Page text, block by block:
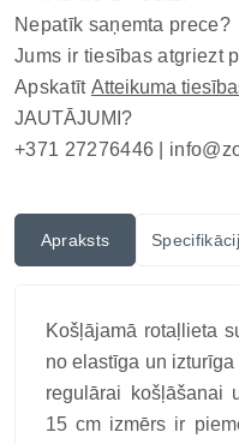
Nepatīk saņemta prece?
Jums ir tiesības atgriezt
Apskatīt Atteikuma
JAUTĀJUMI?
+371 27276446 |
Apraksts
Košļājamā rotaļlieta
no elastīga un
regulārai košļāšanai
15 cm izmērs ir